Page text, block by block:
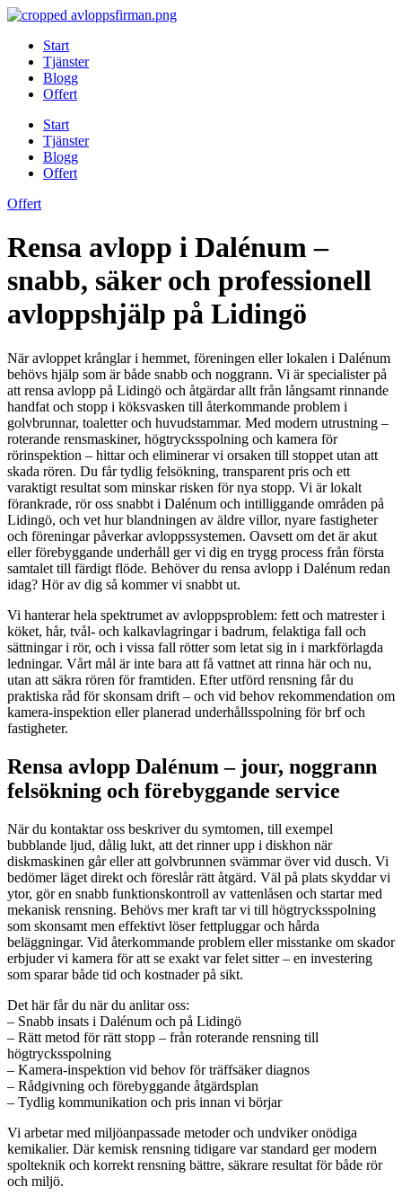
Skip
contentStart
Tjänster
Blogg
Offert
Start
Tjänster
Blogg
Offert
Offert
Rensa avlopp i Dalénum –
snabb, säker och professionell
avloppshjälp på Lidingö
När avloppet krånglar i hemmet, föreningen eller lokalen i Dalénum
behövs hjälp som är både snabb och noggrann. Vi är specialister på
att rensa avlopp på Lidingö och åtgärdar allt från långsamt rinnande
handfat och stopp i köksvasken till återkommande problem i
golvbrunnar, toaletter och huvudstammar. Med modern utrustning –
roterande rensmaskiner, högtrycksspolning och kamera för
rörinspektion – hittar och eliminerar vi orsaken till stoppet utan att
skada rören. Du får tydlig felsökning, transparent pris och ett
varaktigt resultat som minskar risken för nya stopp. Vi är lokalt
förankrade, rör oss snabbt i Dalénum och intilliggande områden på
Lidingö, och vet hur blandningen av äldre villor, nyare fastigheter
och föreningar påverkar avloppssystemen. Oavsett om det är akut
eller förebyggande underhåll ger vi dig en trygg process från första
samtalet till färdigt flöde. Behöver du rensa avlopp i Dalénum redan
idag? Hör av dig så kommer vi snabbt ut.
Vi hanterar hela spektrumet av avloppsproblem: fett och matrester i
köket, hår, tvål- och kalkavlagringar i badrum, felaktiga fall och
sättningar i rör, och i vissa fall rötter som letat sig in i markförlagda
ledningar. Vårt mål är inte bara att få vattnet att rinna här och nu,
utan att säkra rören för framtiden. Efter utförd rensning får du
praktiska råd för skonsam drift – och vid behov rekommendation om
kamera-inspektion eller planerad underhållsspolning för brf och
fastigheter.
Rensa avlopp Dalénum – jour, noggrann
felsökning och förebyggande service
När du kontaktar oss beskriver du symtomen, till exempel
bubblande ljud, dålig lukt, att det rinner upp i diskhon när
diskmaskinen går eller att golvbrunnen svämmar över vid dusch. Vi
bedömer läget direkt och föreslår rätt åtgärd. Väl på plats skyddar vi
ytor, gör en snabb funktionskontroll av vattenlåsen och startar med
mekanisk rensning. Behövs mer kraft tar vi till högtrycksspolning
som skonsamt men effektivt löser fettpluggar och hårda
beläggningar. Vid återkommande problem eller misstanke om skador
erbjuder vi kamera för att se exakt var felet sitter – en investering
som sparar både tid och kostnader på sikt.
Det här får du när du anlitar oss:
– Snabb insats i Dalénum och på Lidingö
– Rätt metod för rätt stopp – från roterande rensning till
högtrycksspolning
– Kamera-inspektion vid behov för träffsäker diagnos
– Rådgivning och förebyggande åtgärdsplan
– Tydlig kommunikation och pris innan vi börjar
Vi arbetar med miljöanpassade metoder och undviker onödiga
kemikalier. Där kemisk rensning tidigare var standard ger modern
spolteknik och korrekt rensning bättre, säkrare resultat för både rör
och miljö.